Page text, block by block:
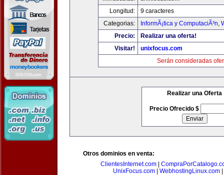
Longitud:
9 caracteres
Categorias:
InformÃ¡tica y ComputaciÃ³n,
Precio:
Realizar una oferta!
Visitar!
unixfocus.com
Serán consideradas
Realizar una Oferta
Precio Ofrecido $
Otros dominios en venta:
ClientesInternet.com
UnixFocus.com| WebhostingLinux.com|